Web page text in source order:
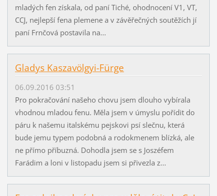
mladých fen získala, od paní Tiché, ohodnocení V1, VT,
CCJ, nejlepší fena plemene a v závěřečných soutěžích jí
paní Frnčová postavila na...
Gladys Kaszavölgyi-Fürge
06.09.2016 03:51
Pro pokračování našeho chovu jsem dlouho vybírala
vhodnou mladou fenu. Měla jsem v úmyslu pořídit do
páru k našemu italskému pejskovi psí slečnu, která
bude jemu typem podobná a rodokmenem blízká, ale
ne přímo příbuzná. Dohodla jsem se s Joszéfem
Farádim a loni v listopadu jsem si přivezla z...